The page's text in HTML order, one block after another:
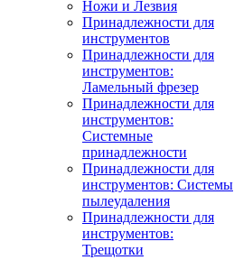
Ножи и Лезвия
Принадлежности для
инструментов
Принадлежности для
инструментов:
Ламельный фрезер
Принадлежности для
инструментов:
Системные
принадлежности
Принадлежности для
инструментов: Системы
пылеудаления
Принадлежности для
инструментов:
Трещотки